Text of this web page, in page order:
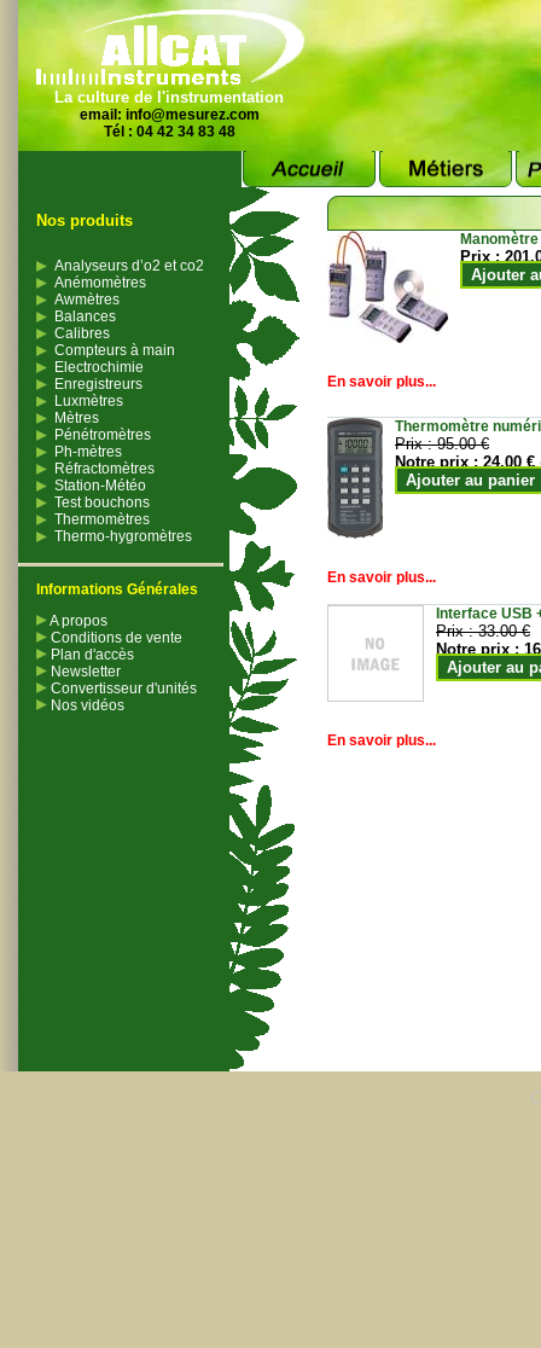
La culture de l'instrumentation
email: info@mesurez.com
Tél : 04 42 34 83 48
Nos produits
Analyseurs d’o2 et co2
Anémomètres
Awmètres
Balances
Calibres
Compteurs à main
Electrochimie
Enregistreurs
Luxmètres
Mètres
Pénétromètres
Ph-mètres
Réfractomètres
Station-Météo
Test bouchons
Thermomètres
Thermo-hygromètres
Informations Générales
A propos
Conditions de vente
Plan d'accès
Newsletter
Convertisseur d'unités
Nos vidéos
Prix :
Ajouter
En savoir plus...
Thermomètre
Prix :95.00 €
Notre prix :24.00 €
Ajouter au panier
En savoir plus...
Interface USB
Prix :33.00 €
Notre prix :
Ajouter au
En savoir plus...